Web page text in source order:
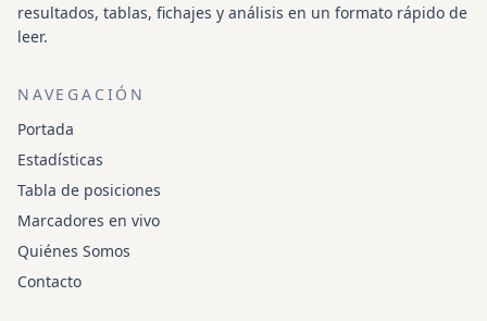
resultados, tablas, fichajes y análisis en un formato rápido de
leer.
NAVEGACIÓN
Portada
Estadísticas
Tabla de posiciones
Marcadores en vivo
Quiénes Somos
Contacto